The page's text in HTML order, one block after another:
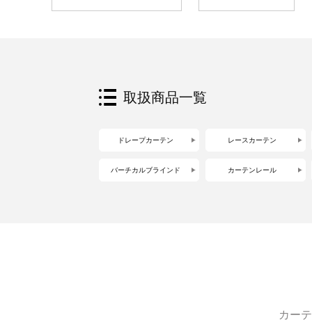
取扱商品一覧
ドレープカーテン レースカーテン
バーチカルブラインド カーテンレール
カー